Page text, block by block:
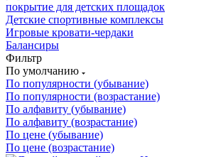
покрытие для детских площадок
Детские спортивные комплексы
Игровые кровати-чердаки
Балансиры
Фильтр
По умолчанию
По популярности (убывание)
По популярности (возрастание)
По алфавиту (убывание)
По алфавиту (возрастание)
По цене (убывание)
По цене (возрастание)